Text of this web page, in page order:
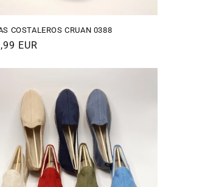
COSTALEROS CRUAN 0388
EUR